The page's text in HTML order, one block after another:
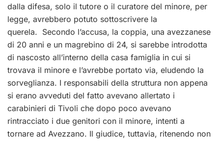
dalla difesa, solo il tutore o il curatore del minore, per
legge, avrebbero potuto sottoscrivere la
querela. Secondo l’accusa, la coppia, una avezzanese
di 20 anni e un magrebino di 24, si sarebbe introdotta
di nascosto all’interno della casa famiglia in cui si
trovava il minore e l’avrebbe portato via, eludendo la
sorveglianza. I responsabili della struttura non appena
si erano avveduti del fatto avevano allertato i
carabinieri di Tivoli che dopo poco avevano
rintracciato i due genitori con il minore, intenti a
tornare ad Avezzano. Il giudice, tuttavia, ritenendo non